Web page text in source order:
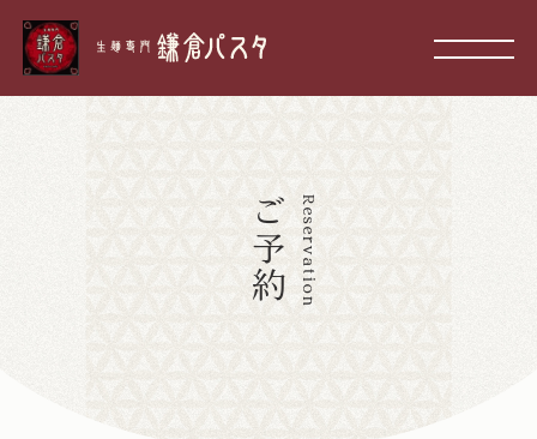
Reservation
ご
予
約